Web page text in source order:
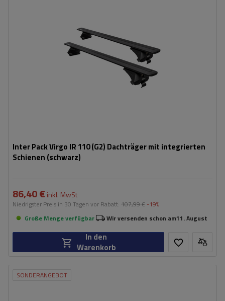
Inter Pack Virgo IR 110 (G2) Dachträger mit integrierten
Schienen (schwarz)
86,40 € inkl. MwSt
Niedrigster Preis in 30 Tagen vor Rabatt: 107,99 € -19%
Große Menge verfügbar
Wir versenden schon am11. August
In den
Warenkorb
SONDERANGEBOT